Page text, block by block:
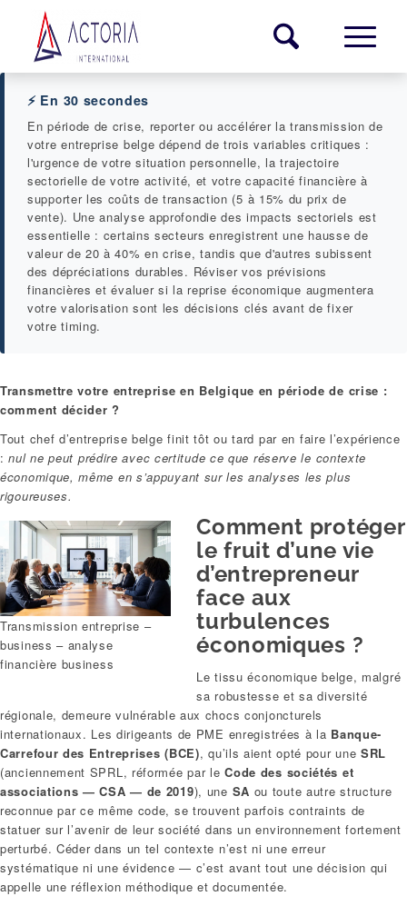
⚡ En 30 secondes
En période de crise, reporter ou accélérer la transmission de
votre entreprise belge dépend de trois variables critiques :
l'urgence de votre situation personnelle, la trajectoire
sectorielle de votre activité, et votre capacité financière à
supporter les coûts de transaction (5 à 15% du prix de
vente). Une analyse approfondie des impacts sectoriels est
essentielle : certains secteurs enregistrent une hausse de
valeur de 20 à 40% en crise, tandis que d'autres subissent
des dépréciations durables. Réviser vos prévisions
financières et évaluer si la reprise économique augmentera
votre valorisation sont les décisions clés avant de fixer
votre timing.
Transmettre votre entreprise en Belgique en période de crise :
comment décider ?
Tout chef d’entreprise belge finit tôt ou tard par en faire l’expérience
:nul ne peut prédire avec certitude ce que réserve le contexte
économique, même en s’appuyant sur les analyses les plus
rigoureuses.
Transmission entreprise –
business – analyse
financière business
Comment protéger
le fruit d’une vie
d’entrepreneur
face aux
turbulences
économiques ?
Le tissu économique belge, malgré
sa robustesse et sa diversité
régionale, demeure vulnérable aux chocs conjoncturels
internationaux. Les dirigeants de PME enregistrées à la Banque-
Carrefour des Entreprises (BCE), qu’ils aient opté pour uneSRL
(anciennement SPRL, réformée par leCode des sociétés et
associations — CSA — de 2019), une SA ou toute autre structure
reconnue par ce même code, se trouvent parfois contraints de
statuer sur l’avenir de leur société dans un environnement fortement
perturbé. Céder dans un tel contexte n’est ni une erreur
systématique ni une évidence — c’est avant tout une décision qui
appelle une réflexion méthodique et documentée.